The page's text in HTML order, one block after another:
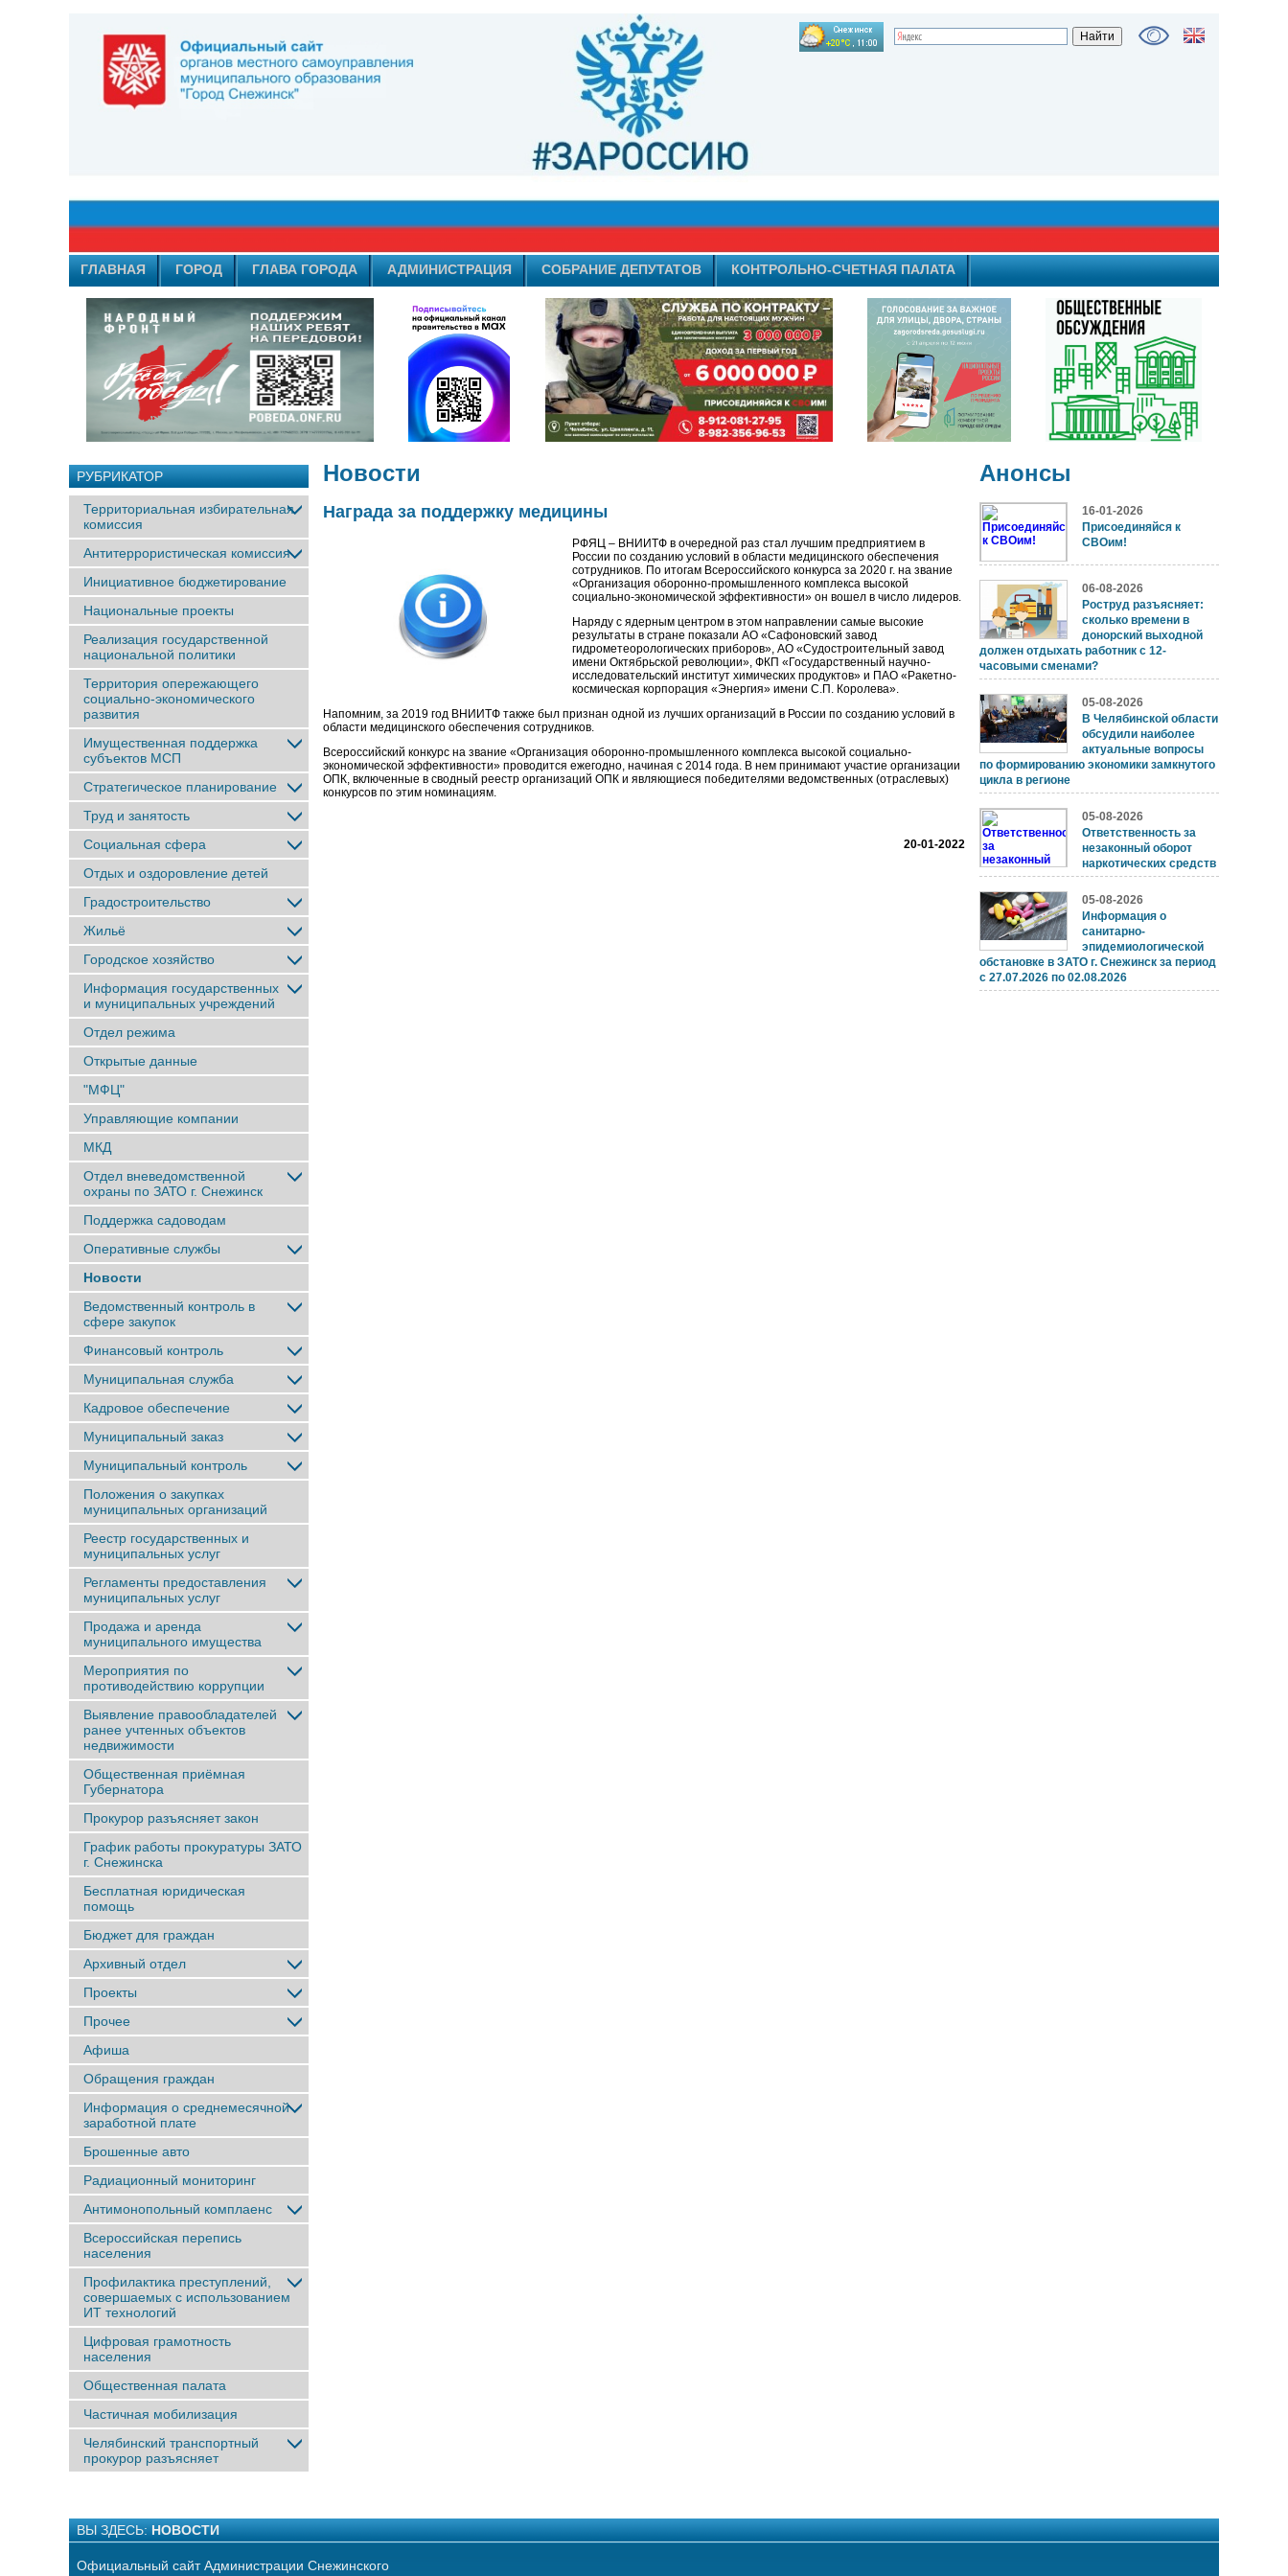
ГЛАВНАЯ ГОРОД ГЛАВА ГОРОДА АДМИНИСТРАЦИЯ СОБРАНИЕ ДЕПУТАТОВ КОНТРОЛЬНО-СЧЕТНАЯ ПАЛАТА
РУБРИКАТОР
Территориальная избирательная
комиссия
Антитеррористическая комиссия
Инициативное бюджетирование
Национальные проекты
Реализация государственной
национальной политики
Территория опережающего
социально-экономического
развития
Имущественная поддержка
субъектов МСП
Стратегическое планирование
Труд и занятость
Социальная сфера
Отдых и оздоровление детей
Градостроительство
Жильё
Городское хозяйство
Информация государственных
и муниципальных учреждений
Отдел режима
Открытые данные
"МФЦ"
Управляющие компании
МКД
Отдел вневедомственной
охраны по ЗАТО г. Снежинск
Поддержка садоводам
Оперативные службы
Новости
Ведомственный контроль в
сфере закупок
Финансовый контроль
Муниципальная служба
Кадровое обеспечение
Муниципальный заказ
Муниципальный контроль
Положения о закупках
муниципальных организаций
Реестр государственных и
муниципальных услуг
Регламенты предоставления
муниципальных услуг
Продажа и аренда
муниципального имущества
Мероприятия по
противодействию коррупции
Выявление правообладателей
ранее учтенныx объектов
недвижимости
Общественная приёмная
Губернатора
Прокурор разъясняет закон
График работы прокуратуры ЗАТО
г. Снежинска
Бесплатная юридическая
помощь
Бюджет для граждан
Архивный отдел
Проекты
Прочее
Афиша
Обращения граждан
Информация о среднемесячной
заработной плате
Брошенные авто
Радиационный мониторинг
Антимонопольный комплаенс
Всероссийская перепись
населения
Профилактика преступлений,
совершаемых с использованием
ИТ технологий
Цифровая грамотность
населения
Общественная палата
Частичная мобилизация
Челябинский транспортный
прокурор разъясняет
Новости
Награда за поддержку медицины
РФЯЦ – ВНИИТФ в очередной раз стал лучшим предприятием в
России по созданию условий в области медицинского обеспечения
сотрудников. По итогам Всероссийского конкурса за 2020 г. на звание
«Организация оборонно-промышленного комплекса высокой
социально-экономической эффективности» он вошел в число лидеров.
Наряду с ядерным центром в этом направлении самые высокие
результаты в стране показали АО «Сафоновский завод
гидрометеорологических приборов», АО «Судостроительный завод
имени Октябрьской революции», ФКП «Государственный научно-
исследовательский институт химических продуктов» и ПАО «Ракетно-
космическая корпорация «Энергия» имени С.П. Королева».
Напомним, за 2019 год ВНИИТФ также был признан одной из лучших организаций в России по созданию условий в
области медицинского обеспечения сотрудников.
Всероссийский конкурс на звание «Организация оборонно-промышленного комплекса высокой социально-
экономической эффективности» проводится ежегодно, начиная с 2014 года. В нем принимают участие организации
ОПК, включенные в сводный реестр организаций ОПК и являющиеся победителями ведомственных (отраслевых)
конкурсов по этим номинациям.
20-01-2022
Анонсы
16-01-2026
Присоединяйся к
СВОим!
06-08-2026
Роструд разъясняет:
сколько времени в
донорский выходной
должен отдыхать работник с 12-
часовыми сменами?
05-08-2026
В Челябинской области
обсудили наиболее
актуальные вопросы
по формированию экономики замкнутого
цикла в регионе
05-08-2026
Ответственность за
незаконный оборот
наркотических средств
05-08-2026
Информация о
санитарно-
эпидемиологической
обстановке в ЗАТО г. Снежинск за период
с 27.07.2026 по 02.08.2026
ВЫ ЗДЕСЬ: НОВОСТИ
Официальный сайт Администрации Снежинского